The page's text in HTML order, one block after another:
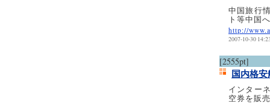
中国旅行
ト等中国
http://
2007-10-30
[2555pt]
国内格
インター
空券を販売